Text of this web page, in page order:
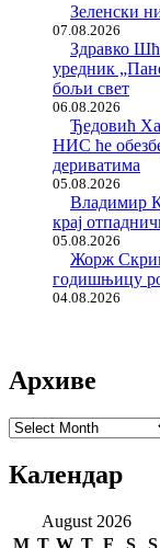
Зеленски
07.08.2026
Здравко
уредник
бољи свет
06.08.2026
Ђедовић
НИС ће
дериватима
05.08.2026
Владимир
крај
05.08.2026
Жорж
годишњицу
04.08.2026
Архиве
Архиве
Календар
August 2026
M T W T F S
S